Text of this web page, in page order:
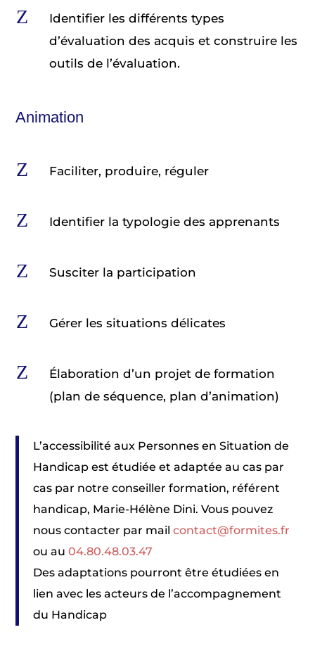
Z
Identifier les différents types
d’évaluation des acquis et construire les
outils de l’évaluation.
Animation
Z Faciliter, produire, réguler
Z Identifier la typologie des apprenants
Z Susciter la participation
Z Gérer les situations délicates
Z
Élaboration d’un projet de formation
(plan de séquence, plan d’animation)
L’accessibilité aux Personnes en Situation de
Handicap est étudiée et adaptée au cas par
cas par notre conseiller formation, référent
handicap, Marie-Hélène Dini. Vous pouvez
nous contacter par mailcontact@formites.fr
ou au04.80.48.03.47
Des adaptations pourront être étudiées en
lien avec les acteurs de l’accompagnement
du Handicap